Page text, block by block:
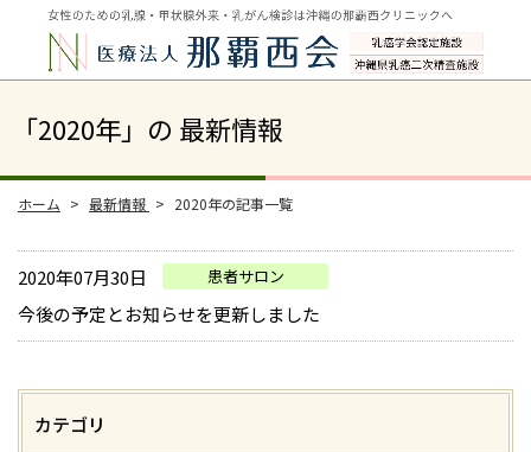
「2020年」の 最新情報
ホーム 最新情報 2020年の記事一覧
2020年07月30日 患者サロン
今後の予定とお知らせを更新しました
カテゴリ